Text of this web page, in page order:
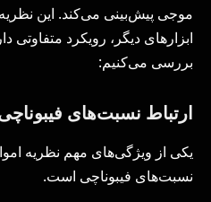
موجی پیش‌بینی می‌کند. این
ابزارهای دیگر، رویکرد متفاوتی
بررسی می‌کنیم:
ارتباط نسبت‌های
یکی از ویژگی‌های مهم نظریه
نسبت‌های فیبوناچی است.